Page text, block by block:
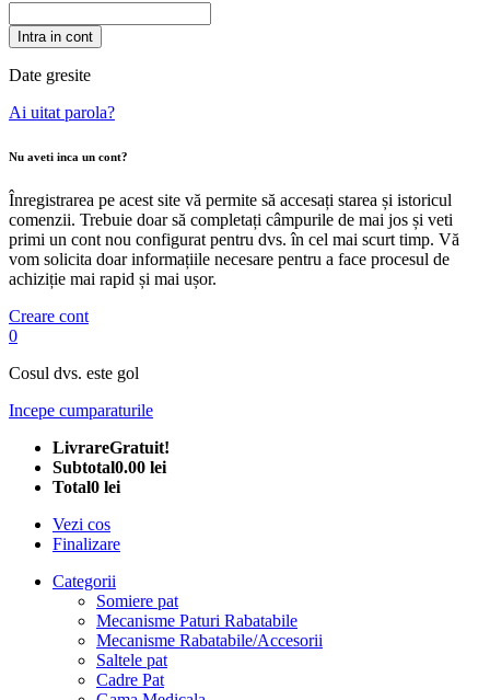
Intra in cont
Date gresite
Ai uitat parola?
Nu aveti inca un cont?
Înregistrarea pe acest site vă permite să accesați starea și istoricul
comenzii. Trebuie doar să completați câmpurile de mai jos și veti
primi un cont nou configurat pentru dvs. în cel mai scurt timp. Vă
vom solicita doar informațiile necesare pentru a face procesul de
achiziție mai rapid și mai ușor.
Creare cont
0
Cosul dvs. este gol
Incepe cumparaturile
LivrareGratuit!
Subtotal0.00 lei
Total0 lei
Vezi cos
Finalizare
Categorii
Somiere pat
Mecanisme Paturi Rabatabile
Mecanisme Rabatabile/Accesorii
Saltele pat
Cadre Pat